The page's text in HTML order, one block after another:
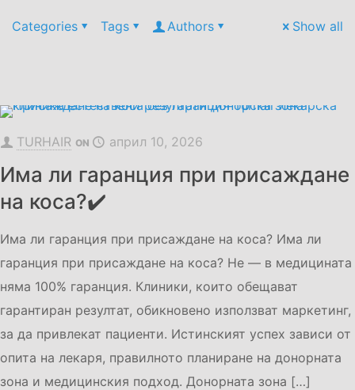
Categories Tags Authors Show all
TURHAIR ON април 10, 2026
Има ли гаранция при присаждане
на коса?✔️
Има ли гаранция при присаждане на коса? Има ли
гаранция при присаждане на коса? Не — в медицината
няма 100% гаранция. Клиники, които обещават
гарантиран резултат, обикновено използват маркетинг,
за да привлекат пациенти. Истинският успех зависи от
опита на лекаря, правилното планиране на донорната
зона и медицинския подход. Донорната зона […]